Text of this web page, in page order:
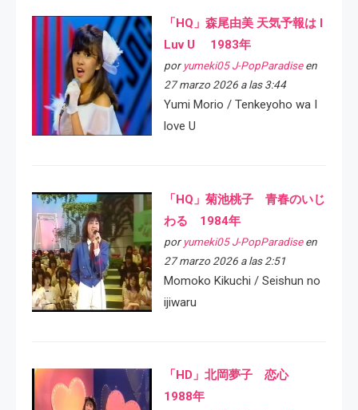
「HQ」森尾由美 天気予報は I
Luv U 1983年
por yumeki05 J-PopParadiseen
27 marzo 2026 a las 3:44
Yumi Morio / Tenkeyoho wa I
love U
「HQ」菊池桃子 青春のいじ
わる 1984年
por yumeki05 J-PopParadiseen
27 marzo 2026 a las 2:51
Momoko Kikuchi / Seishun no
ijiwaru
「HD」北岡夢子 恋心
1988年